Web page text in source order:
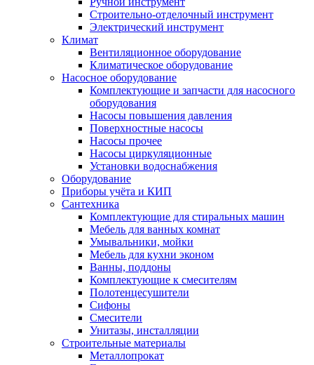
Строительно-отделочный инструмент
Электрический инструмент
Климат
Вентиляционное оборудование
Климатическое оборудование
Насосное оборудование
Комплектующие и запчасти для насосного
оборудования
Насосы повышения давления
Поверхностные насосы
Насосы прочее
Насосы циркуляционные
Установки водоснабжения
Оборудование
Приборы учёта и КИП
Сантехника
Комплектующие для стиральных машин
Мебель для ванных комнат
Умывальники, мойки
Мебель для кухни эконом
Ванны, поддоны
Комплектующие к смесителям
Полотенцесушители
Сифоны
Смесители
Унитазы, инсталляции
Строительные материалы
Металлопрокат